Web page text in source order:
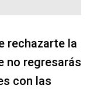
rechazarte la
no regresarás
con las